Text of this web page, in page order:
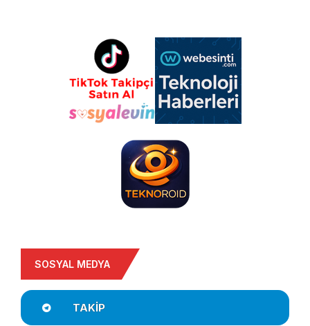
SOSYAL MEDYA
TAKIP